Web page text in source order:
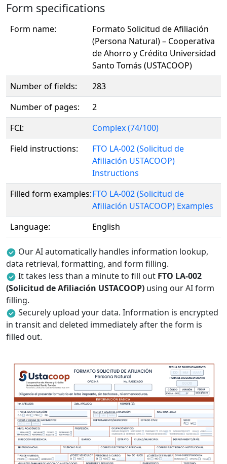
Form specifications
Form name:
Formato Solicitud de Afiliación
(Persona Natural) – Cooperativa
de Ahorro y Crédito Universidad
Santo Tomás (USTACOOP)
Number of fields:
283
Number of pages:
2
FCI:
Complex (74/100)
Field instructions:
FTO LA-002 (Solicitud de
Afiliación USTACOOP)
Instructions
Filled form examples:FTO LA-002 (Solicitud de
Afiliación USTACOOP) Examples
Language:
English
Our AI automatically handles information lookup,
data retrieval, formatting, and form filling.
It takes less than a minute to fill out FTO LA-002
(Solicitud de Afiliación USTACOOP) using our AI form
filling.
Securely upload your data. Information is encrypted
in transit and deleted immediately after the form is
filled out.